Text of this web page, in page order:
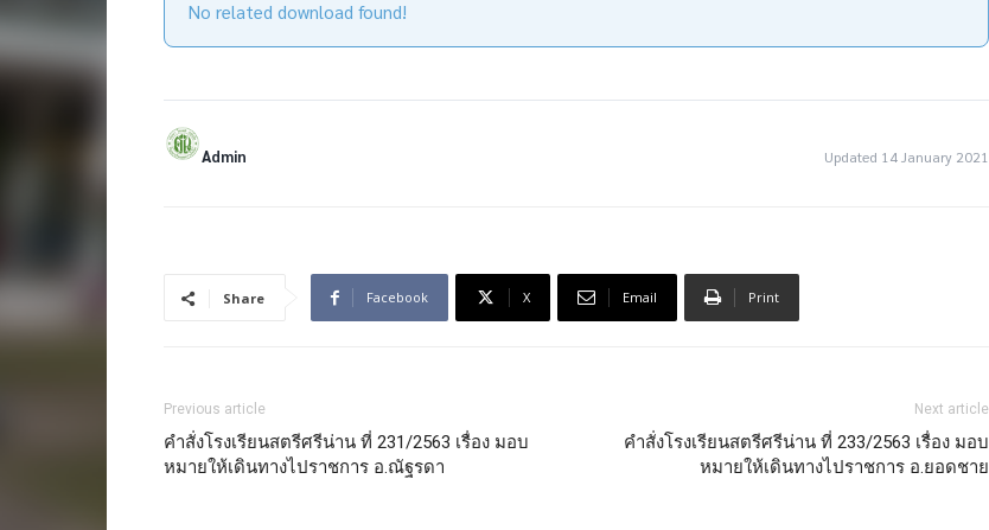
No related download found!
Admin Updated 14 January 2021
Share Facebook X Email Print
Previous article
คำสั่งโรงเรียนสตรีศรีน่าน ที่ 231/2563 เรื่อง มอบ
หมายให้เดินทางไปราชการ อ.ณัฐรดา
Next article
คำสั่งโรงเรียนสตรีศรีน่าน ที่ 233/2563 เรื่อง มอบ
หมายให้เดินทางไปราชการ อ.ยอดชาย